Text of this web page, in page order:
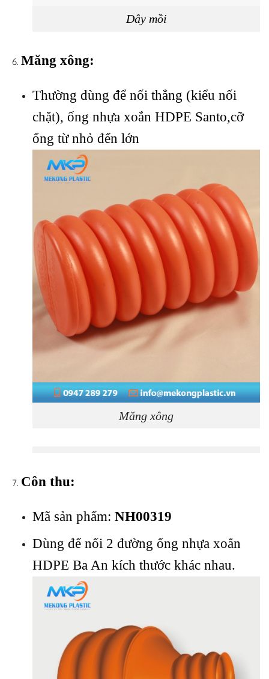
Dây mồi
Măng xông:
Thường dùng để nối thẳng (kiểu nối
chặt), ống nhựa xoắn HDPE Santo,cỡ
ống từ nhỏ đến lớn
Măng xông
Côn thu:
Mã sản phẩm: NH00319
Dùng để nối 2 đường ống nhựa xoắn
HDPE Ba An kích thước khác nhau.